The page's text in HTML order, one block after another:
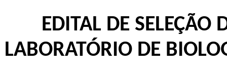
EDITAL DE SELEÇÃO
LABORATÓRIO DE